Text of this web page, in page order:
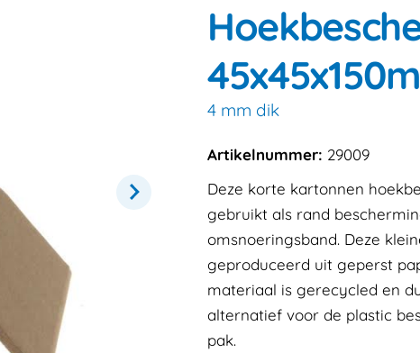
4 mm dik
Artikelnummer: 29009
Deze korte kartonnen
gebruikt als rand
omsnoeringsband. Deze
geproduceerd uit geperst
materiaal is gerecycled en
alternatief voor de plastic
pak.